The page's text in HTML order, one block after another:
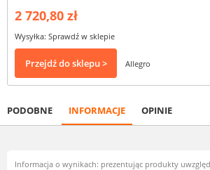
2 720,80 zł
Wysyłka: Sprawdź w sklepie
Przejdź do sklepu > Allegro
PODOBNE INFORMACJE OPINIE
Informacja o wynikach: prezentując produkty